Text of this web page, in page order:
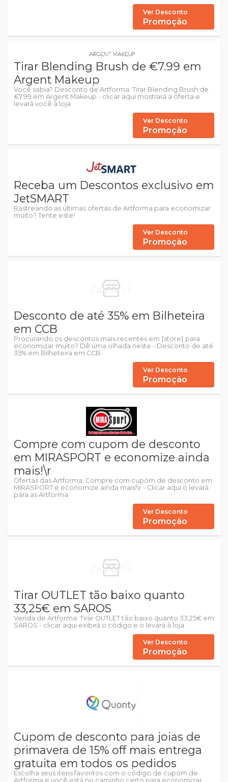
Ver Desconto
Promoção
Tirar Blending Brush de €7.99 em
Argent Makeup
Você sabia? Desconto de Artforma: Tirar Blending Brush de
€7.99 em Argent Makeup - clicar aqui mostrará a oferta e
levará você à loja
Ver Desconto
Promoção
Receba um Descontos exclusivo em
JetSMART
Rastreando as últimas ofertas de Artforma para economizar
muito? Tente este!
Ver Desconto
Promoção
Desconto de até 35% em Bilheteira
em CCB
Procurando os descontos mais recentes em {store} para
economizar muito? Dê uma olhada neste - Desconto de até
35% em Bilheteira em CCB.
Ver Desconto
Promoção
Compre com cupom de desconto
em MIRASPORT e economize ainda
mais!\r
Ofertas das Artforma: Compre com cupom de desconto em
MIRASPORT e economize ainda mais!\r - Clicar aqui o levará
para as Artforma
Ver Desconto
Promoção
Tirar OUTLET tão baixo quanto
33,25€ em SAROS
Venda de Artforma: Tirar OUTLET tão baixo quanto 33,25€ em
SAROS - clicar aqui exibirá o código e o levará à loja.
Ver Desconto
Promoção
Cupom de desconto para joias de
primavera de 15% off mais entrega
gratuita em todos os pedidos
Escolha seus itens favoritos com o código de cupom de
Artforma e você está no caminho certo para economizar